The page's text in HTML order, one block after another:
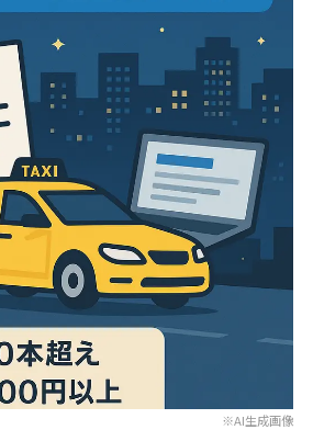
※AI生成画像